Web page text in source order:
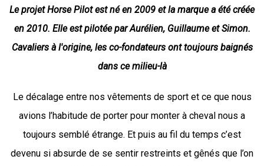
Le projet Horse Pilot est né en 2009 et la marque a été créée
en 2010. Elle est pilotée par Aurélien, Guillaume et Simon.
Cavaliers à l'origine, les co-fondateurs ont toujours baignés
dans ce milieu-là
Le décalage entre nos vêtements de sport et ce que nous
avions l’habitude de porter pour monter à cheval nous a
toujours semblé étrange. Et puis au fil du temps c’est
devenu si absurde de se sentir restreints et gênés que l’on